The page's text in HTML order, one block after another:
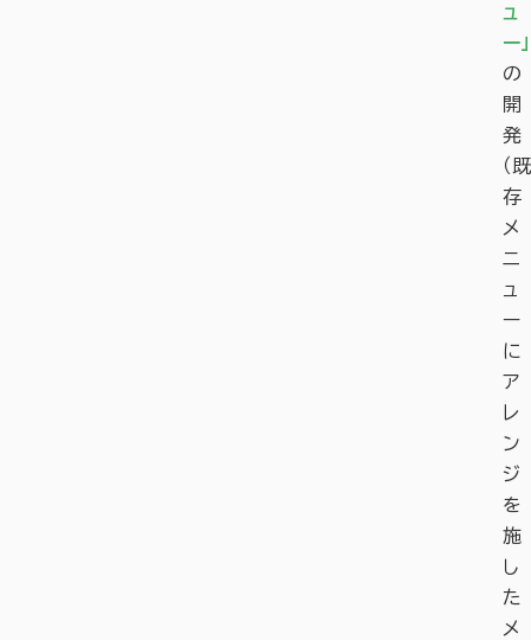
ュ
ー」
の
開
発
（既
存
メ
ニ
ュ
ー
に
ア
レ
ン
ジ
を
施
し
た
メ